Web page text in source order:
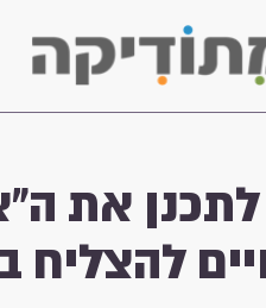
את
להצליח